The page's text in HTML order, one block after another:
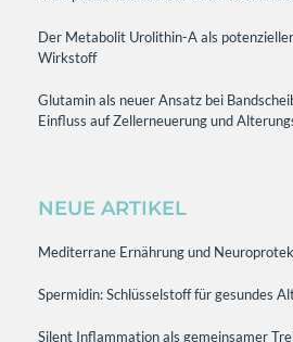
Der Metabolit Urolithin-A als
Wirkstoff
Glutamin als neuer Ansatz bei
Einfluss auf Zellerneuerung und
NEUE ARTIKEL
Mediterrane Ernährung und
Spermidin: Schlüsselstoff für gesundes
Silent Inflammation als gemeinsamer